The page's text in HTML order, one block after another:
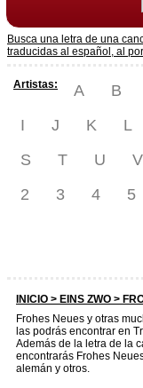
Busca una letra de una
traducidas al español, al
Artistas: A B
I
J K L
S
T U V
2
3 4 5
INICIO > EINS ZWO >
Frohes Neues y otras
las podrás encontrar en
Además de la letra de la
encontrarás Frohes
alemán y otros.